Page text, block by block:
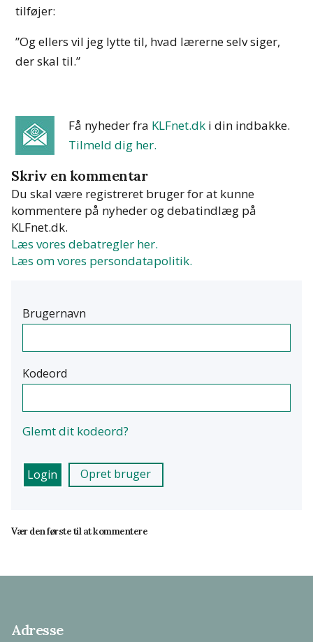
tilføjer:
”Og ellers vil jeg lytte til, hvad lærerne selv siger,
der skal til.”
Få nyheder fra KLFnet.dk i din indbakke.
Tilmeld dig her.
Skriv en kommentar
Du skal være registreret bruger for at kunne
kommentere på nyheder og debatindlæg på
KLFnet.dk.
Læs vores debatregler her.
Læs om vores persondatapolitik.
Brugernavn
Kodeord
Glemt dit kodeord?
Opret bruger
Vær den første til at kommentere
Adresse